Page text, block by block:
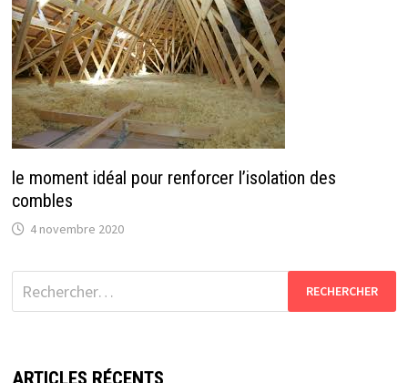
le moment idéal pour renforcer l’isolation des
combles
4 novembre 2020
Rechercher :
ARTICLES RÉCENTS